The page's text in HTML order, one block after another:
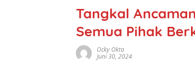
Tangkal
Semua Pihak
Ocky Okta
Juni 30, 2024